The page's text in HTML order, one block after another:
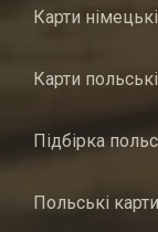
Карти
Карти
Підбірка
Польські карти